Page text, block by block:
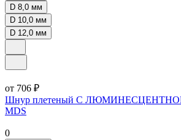
D 8,0 мм
D 10,0 мм
D 12,0 мм
от 706 ₽
Шнур плетеный С
MDS
0